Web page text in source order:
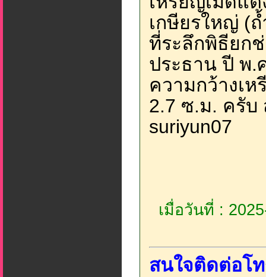
เกษียรใหญ่ (
ที่ระลึกพิธียก
ประธาน ปี พ.
ความกว้างเ
2.7 ซ.ม. ครับ
suriyun07
เมื่อวันที่ :
สนใจติดต่อโ